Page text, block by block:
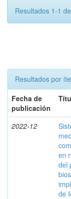
Resultados 1-1
Resultados por
Fecha de
publicación
2022-12
en
del
de